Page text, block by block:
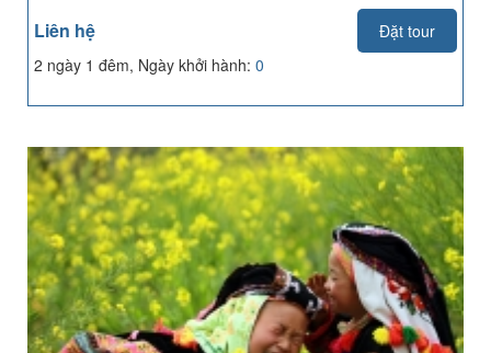
Liên hệ
Đặt tour
2 ngày 1 đêm, Ngày khởi hành: 0